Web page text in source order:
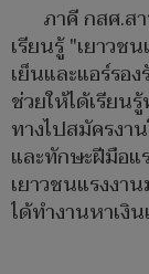
ภาคี กสศ.ส
เรียนรู้ "เยาวช
เย็นและแอร์รอ
ช่วยให้ได้เรียน
ทางไปสมัครงา
และทักษะฝีมือ
เยาวชนแรงงา
ได้ทำงานหาเงิ